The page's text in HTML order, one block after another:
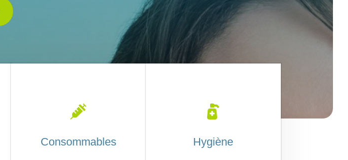

Consommables

Hygiène